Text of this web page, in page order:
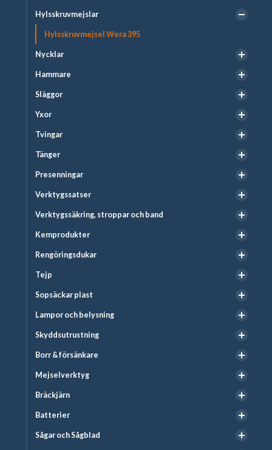
Hylsskruvmejslar
Hylsskruvmejsel Wera 395
Nycklar
Hammare
Släggor
Yxor
Tvingar
Tänger
Presenningar
Verktygssatser
Verktygssäkring, stroppar och band
Kemprodukter
Rengöringsdukar
Tejp
Sopsäckar plast
Lampor och belysning
Skyddsutrustning
Borr & försänkare
Mejselverktyg
Bräckjärn
Batterier
Sågar och Sågblad